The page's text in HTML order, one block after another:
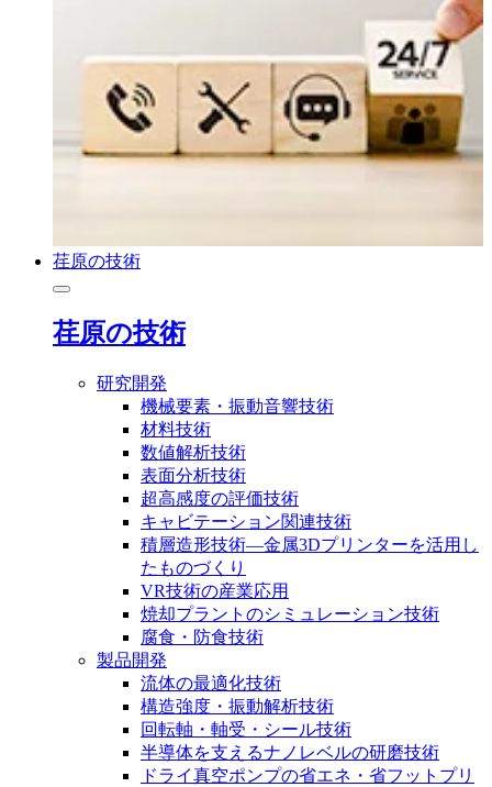
荏原の技術
荏原の技術
研究開発
機械要素・振動音響技術
材料技術
数値解析技術
表面分析技術
超高感度の評価技術
キャビテーション関連技術
積層造形技術―金属3Dプリンターを活用し
たものづくり
VR技術の産業応用
焼却プラントのシミュレーション技術
腐食・防食技術
製品開発
流体の最適化技術
構造強度・振動解析技術
回転軸・軸受・シール技術
半導体を支えるナノレベルの研磨技術
ドライ真空ポンプの省エネ・省フットプリ